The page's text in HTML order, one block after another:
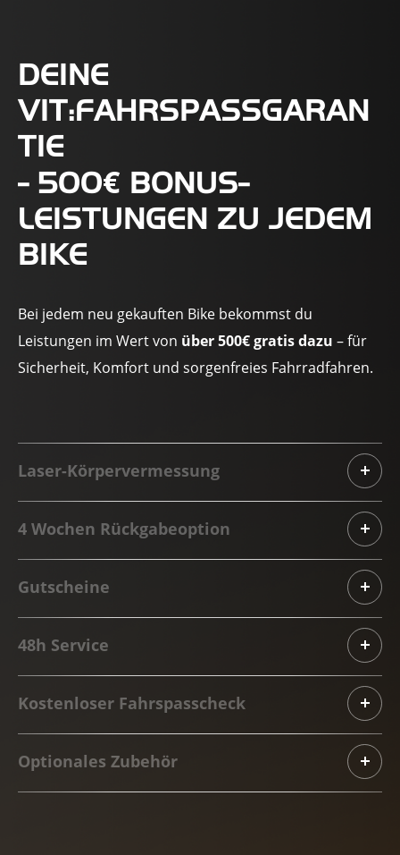
DEINE
VIT:FAHRSPASSGARANT
IE
- 500€ BONUS-
LEISTUNGEN ZU JEDEM
BIKE
Bei jedem neu gekauften Bike bekommst du
Leistungen im Wert von über 500€ gratis dazu – für
Sicherheit, Komfort und sorgenfreies Fahrradfahren.
Laser-Körpervermessung
4 Wochen Rückgabeoption
Gutscheine
48h Service
Kostenloser Fahrspasscheck
Optionales Zubehör